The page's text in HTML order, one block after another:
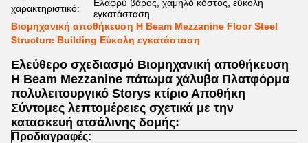
χαρακτηριστικό:
Ελαφρύ βάρος, χαμηλό κόστος, εύκολη
εγκατάσταση
Βιομηχανική αποθήκευση H Beam Mezzanine Floor Steel
Structure Building Εύκολη εγκατάσταση
Ελεύθερο σχεδιασμό Βιομηχανική αποθήκευση
H Beam Mezzanine πάτωμα χάλυβα Πλατφόρμα
πολυλειτουργικό Storys κτίριο Αποθήκη
Σύντομες λεπτομέρειες σχετικά με την
κατασκευή ατσάλινης δομής:
Προδιαγραφές: